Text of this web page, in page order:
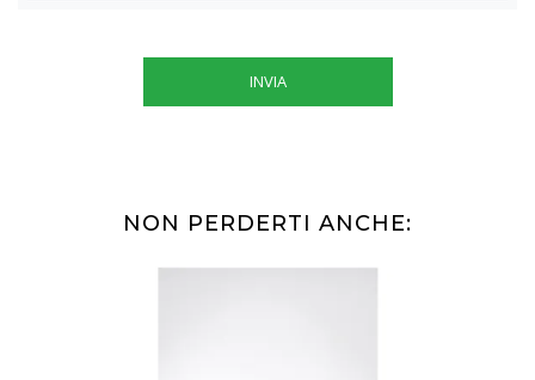
INVIA
NON PERDERTI ANCHE: